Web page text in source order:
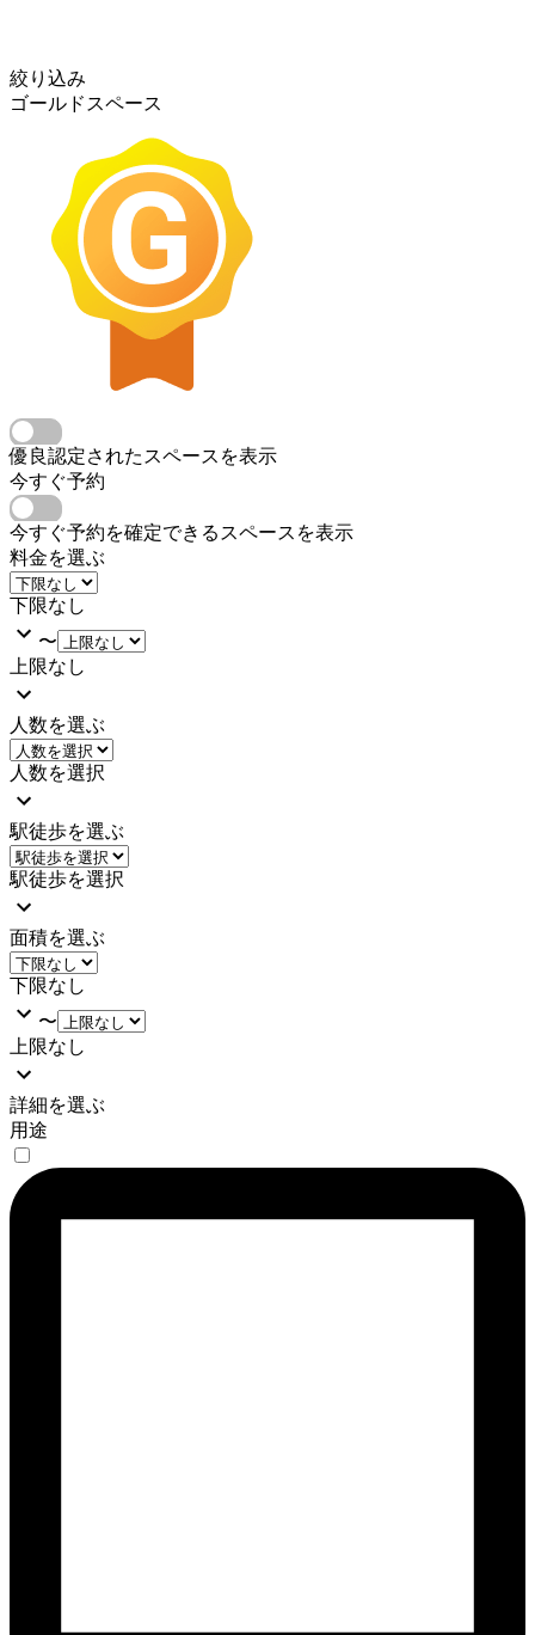
絞り込み
ゴールドスペース
優良認定されたスペースを表示
今すぐ予約
今すぐ予約を確定できるスペースを表示
料金を選ぶ
下限なし
〜
上限なし
人数を選ぶ
人数を選択
駅徒歩を選ぶ
駅徒歩を選択
面積を選ぶ
下限なし
〜
上限なし
詳細を選ぶ
用途